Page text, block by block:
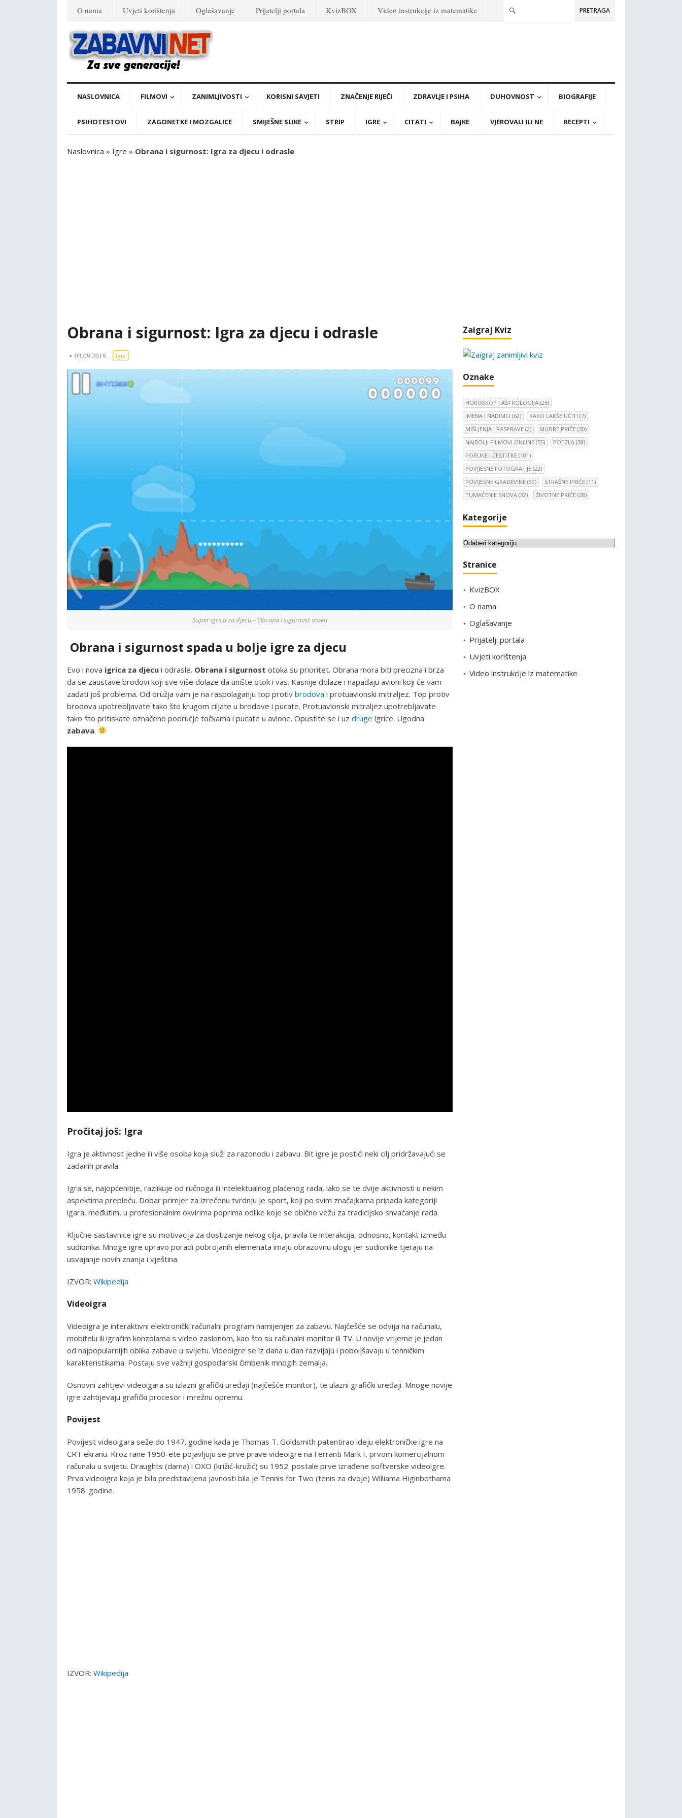
O nama Uvjeti korištenja Oglašavanje Prijatelji portala KvizBOX Video instrukcije iz matematike PRETRAGA
NASLOVNICA FILMOVI ZANIMLJIVOSTI KORISNI SAVJETI ZNAČENJE RIJEČI ZDRAVLJE I PSIHA DUHOVNOST BIOGRAFIJE
PSIHOTESTOVI ZAGONETKE I MOZGALICE SMIJEŠNE SLIKE STRIP IGRE CITATI BAJKE VJEROVALI ILI NE RECEPTI
Naslovnica » Igre » Obrana i sigurnost: Igra za djecu i odrasle
Obrana i sigurnost: Igra za djecu i odrasle
03.09.2019. Igre
Super igrica za djecu – Obrana i sigurnost otoka
Obrana i sigurnost spada u bolje igre za djecu
Evo i nova igrica za djecu i odrasle. Obrana i sigurnost otoka su prioritet. Obrana mora biti precizna i brza
da se zaustave brodovi koji sve više dolaze da unište otok i vas. Kasnije dolaze i napadaju avioni koji će vam
zadati još problema. Od oružja vam je na raspolaganju top protiv brodova i protuavionski mitraljez. Top protiv
brodova upotrebljavate tako što krugom ciljate u brodove i pucate. Protuavionski mitraljez upotrebljavate
tako što pritiskate označeno područje točkama i pucate u avione. Opustite se i uz druge igrice. Ugodna
zabava.
Pročitaj još: Igra
Igra je aktivnost jedne ili više osoba koja služi za razonodu i zabavu. Bit igre je postići neki cilj pridržavajući se
zadanih pravila.
Igra se, najopćenitije, razlikuje od ručnoga ili intelektualnog plaćenog rada, iako se te dvije aktivnosti u nekim
aspektima prepleću. Dobar primjer za izrečenu tvrdnju je sport, koji po svim značajkama pripada kategoriji
igara, međutim, u profesionalnim okvirima poprima odlike koje se obično vežu za tradicijsko shvaćanje rada.
Ključne sastavnice igre su motivacija za dostizanje nekog cilja, pravila te interakcija, odnosno, kontakt između
sudionika. Mnoge igre upravo poradi pobrojanih elemenata imaju obrazovnu ulogu jer sudionike tjeraju na
usvajanje novih znanja i vještina.
IZVOR: Wikipedija
Videoigra
Videoigra je interaktivni elektronički računalni program namijenjen za zabavu. Najčešće se odvija na računalu,
mobitelu ili igraćim konzolama s video zaslonom, kao što su računalni monitor ili TV. U novije vrijeme je jedan
od najpopularnijih oblika zabave u svijetu. Videoigre se iz dana u dan razvijaju i poboljšavaju u tehničkim
karakteristikama. Postaju sve važniji gospodarski čimbenik mnogih zemalja.
Osnovni zahtjevi videoigara su izlazni grafički uređaji (najčešće monitor), te ulazni grafički uređaji. Mnoge novije
igre zahtijevaju grafički procesor i mrežnu opremu.
Povijest
Povijest videoigara seže do 1947. godine kada je Thomas T. Goldsmith patentirao ideju elektroničke igre na
CRT ekranu. Kroz rane 1950-ete pojavljuju se prve prave videoigre na Ferranti Mark I, prvom komercijalnom
računalu u svijetu. Draughts (dama) i OXO (križić-kružić) su 1952. postale prve izrađene softverske videoigre.
Prva videoigra koja je bila predstavljena javnosti bila je Tennis for Two (tenis za dvoje) Williama Higinbothama
1958. godine.
IZVOR: Wikipedija
Zaigraj Kviz
Oznake
HOROSKOP I ASTROLOGIJA (25)
IMENA I NADIMCI (62) KAKO LAKŠE UČITI (7)
MIŠLJENJA I RASPRAVE (2) MUDRE PRIČE (30)
NAJBOLJI FILMOVI ONLINE (55) POEZIJA (38)
PORUKE I ČESTITKE (101)
POVIJESNE FOTOGRAFIJE (22)
POVIJESNE GRAĐEVINE (30) STRAŠNE PRIČE (11)
TUMAČENJE SNOVA (32) ŽIVOTNE PRIČE (28)
Kategorije
K
t
g
o
i
j
Stranice
KvizBOX
O nama
Oglašavanje
Prijatelji portala
Uvjeti korištenja
Video instrukcije iz matematike